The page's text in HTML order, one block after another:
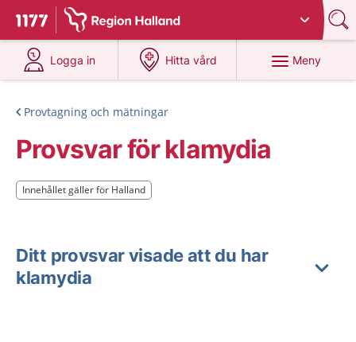
Till startsidan för 1177
Du har valt region Halland
Logga in
på 1177.se
Hitta vård
på 1177.se
Meny
Provtagning och mätningar
Provsvar för klamydia
Innehållet gäller för Halland
Innehållet gäller för Halland
Ditt provsvar visade att du har
klamydia